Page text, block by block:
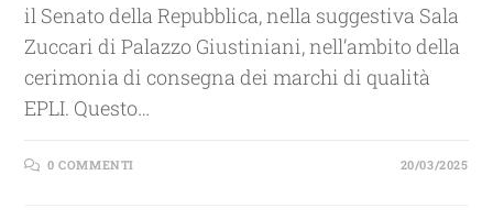
il Senato della Repubblica, nella suggestiva Sala
Zuccari di Palazzo Giustiniani, nell’ambito della
cerimonia di consegna dei marchi di qualità
EPLI. Questo…
0 COMMENTI 20/03/2025